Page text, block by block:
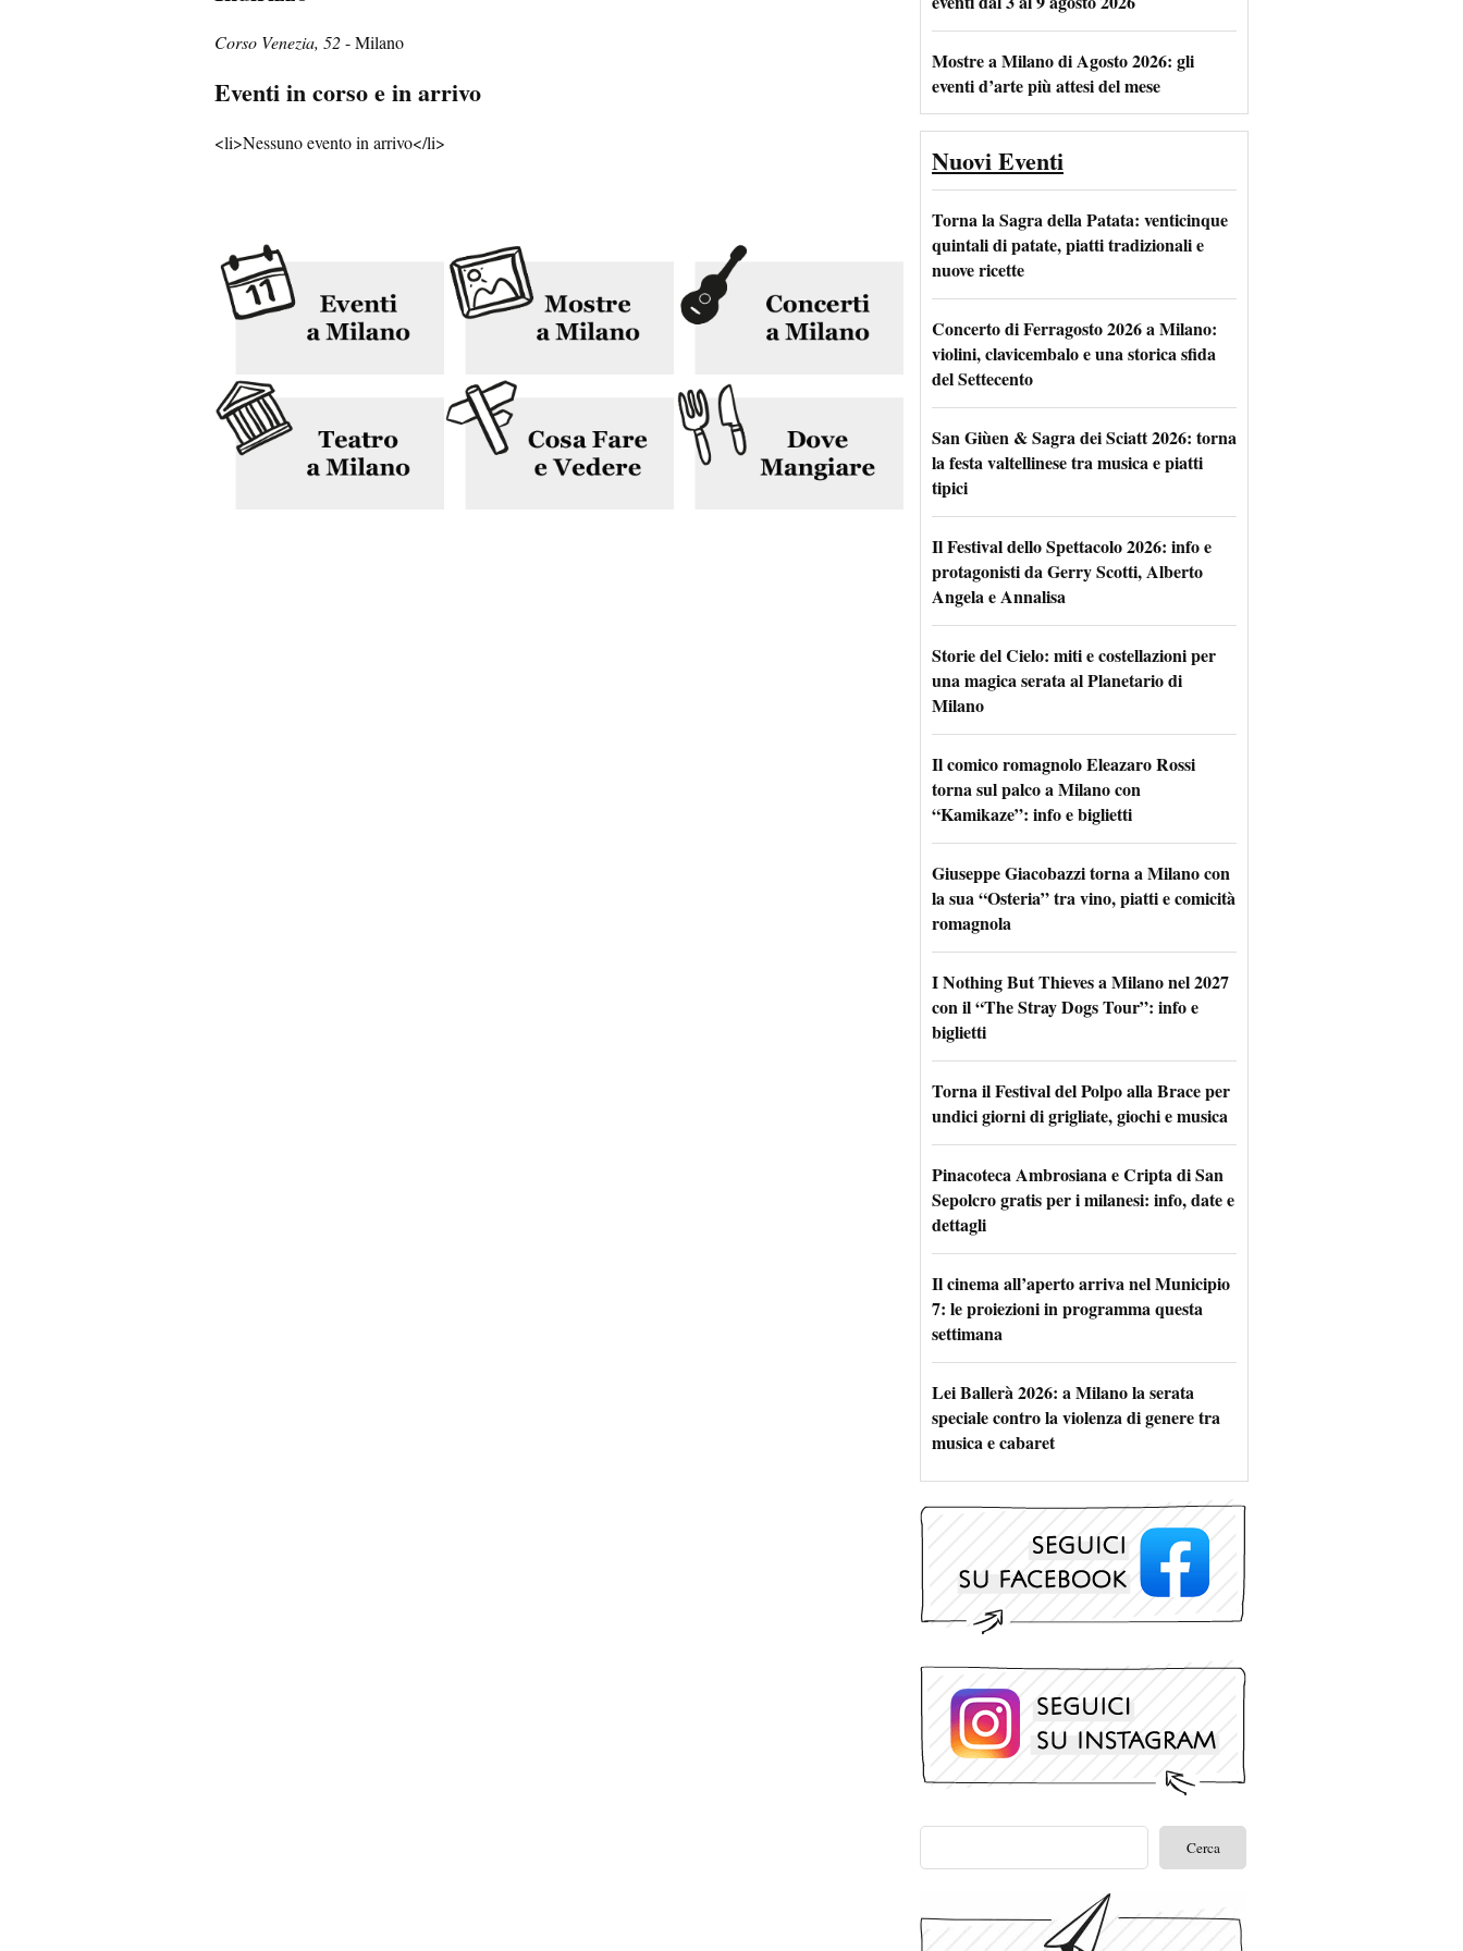
Corso Venezia, 52- Milano
Eventi in corso e in arrivo
<li>Nessuno evento in arrivo</li>
Mostre a Milano di Agosto 2026: gli
eventi d’arte più attesi del mese
Nuovi Eventi
Torna la Sagra della Patata: venticinque
quintali di patate, piatti tradizionali e
nuove ricette
Concerto di Ferragosto 2026 a Milano:
violini, clavicembalo e una storica sfida
del Settecento
San Giùen & Sagra dei Sciatt 2026: torna
la festa valtellinese tra musica e piatti
tipici
Il Festival dello Spettacolo 2026: info e
protagonisti da Gerry Scotti, Alberto
Angela e Annalisa
Storie del Cielo: miti e costellazioni per
una magica serata al Planetario di
Milano
Il comico romagnolo Eleazaro Rossi
torna sul palco a Milano con
“Kamikaze”: info e biglietti
Giuseppe Giacobazzi torna a Milano con
la sua “Osteria” tra vino, piatti e comicità
romagnola
I Nothing But Thieves a Milano nel 2027
con il “The Stray Dogs Tour”: info e
biglietti
Torna il Festival del Polpo alla Brace per
undici giorni di grigliate, giochi e musica
Pinacoteca Ambrosiana e Cripta di San
Sepolcro gratis per i milanesi: info, date e
dettagli
Il cinema all’aperto arriva nel Municipio
7: le proiezioni in programma questa
settimana
Lei Ballerà 2026: a Milano la serata
speciale contro la violenza di genere tra
musica e cabaret